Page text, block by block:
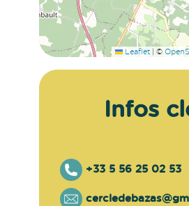
Leaflet | ©
Infos
+33 5 56 25 02 53